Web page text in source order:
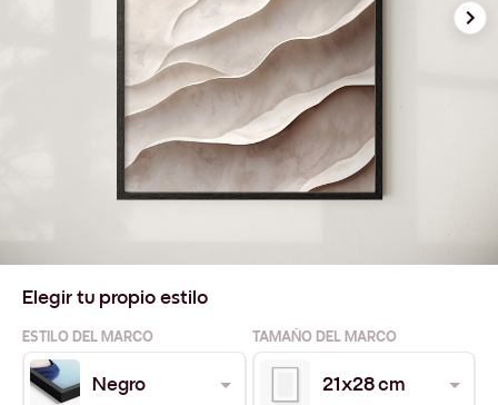
Elegir tu propio estilo
ESTILO DEL MARCO TAMAÑO DEL MARCO
Negro 21x28 cm